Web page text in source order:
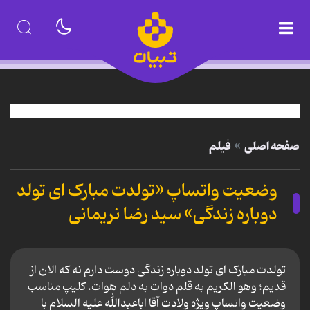
صفحه اصلی فیلم
وضعیت واتساپ «تولدت مبارک ای تولد
دوباره زندگی» سید رضا نریمانی
تولدت مبارک ای تولد دوباره زندگی دوست دارم نه که الان از
قدیم؛ وهو الکریم به قلم دوات به دلم هوات. کلیپ مناسب
وضعیت واتساپ ویژه ولادت آقا اباعبدالله علیه السلام با